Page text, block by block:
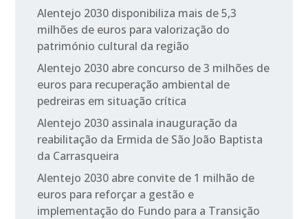
Alentejo 2030 disponibiliza mais de 5,3
milhões de euros para valorização do
património cultural da região
Alentejo 2030 abre concurso de 3 milhões de
euros para recuperação ambiental de
pedreiras em situação crítica
Alentejo 2030 assinala inauguração da
reabilitação da Ermida de São João Baptista
da Carrasqueira
Alentejo 2030 abre convite de 1 milhão de
euros para reforçar a gestão e
implementação do Fundo para a Transição